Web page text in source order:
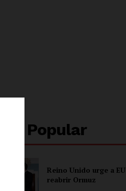
Lo + Popular
Reino Unido urge a EU
reabrir Ormuz